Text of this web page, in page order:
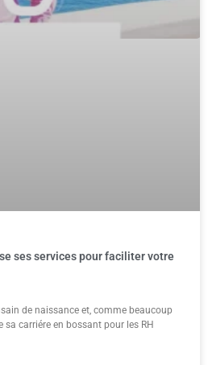
ses services pour faciliter votre
de naissance et, comme beaucoup
carriére en bossant pour les RH